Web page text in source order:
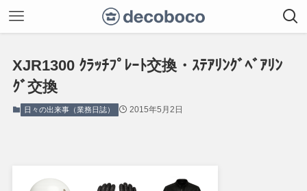
XJR1300 ｸﾗｯﾁﾌﾟﾚｰﾄ交換・ｽﾃｱﾘﾝｸﾞﾍﾞｱﾘﾝ
ｸﾞ交換
日々の出来事（業務日誌） 2015年5月2日